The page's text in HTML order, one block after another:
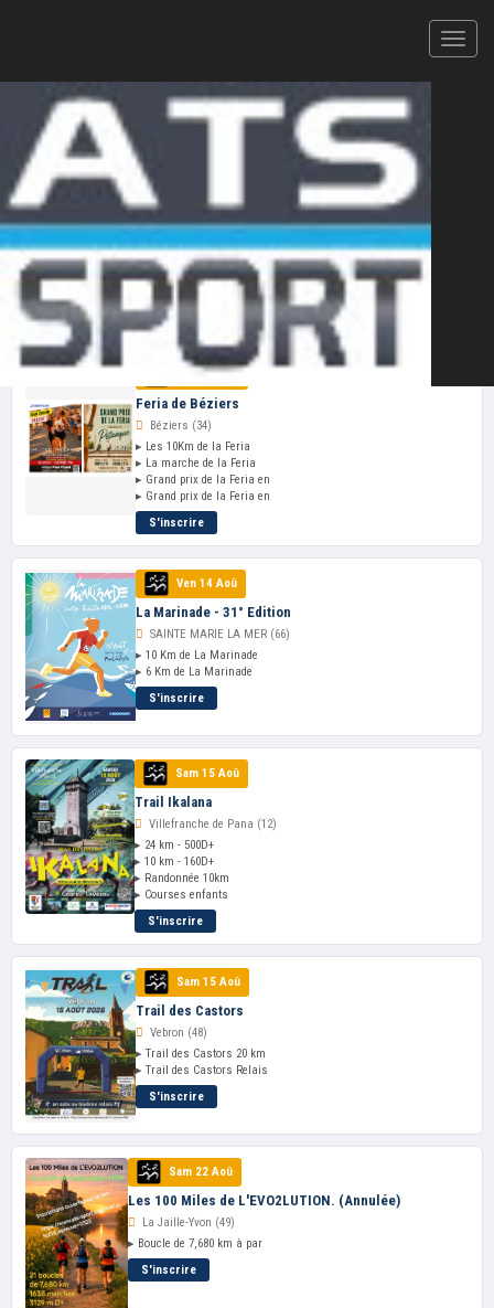
Votre plateforme d'inscription en ligne et de résultats
CHRONOMÉTRAGE ATS-SPORT — 2026
Cliquez ici pour ajouter votreépreuveau
calendrier ATS-Sport
VOS PROCHAINES COURSES
Mer 12 Aoû
Feria de Béziers
Béziers (34)
▸ Les 10Km de la Feria
▸ La marche de la Feria
▸ Grand prix de la Feria en
▸ Grand prix de la Feria en
S'inscrire
Ven 14 Aoû
La Marinade - 31° Edition
SAINTE MARIE LA MER (66)
▸ 10 Km de La Marinade
▸ 6 Km de La Marinade
S'inscrire
Sam 15 Aoû
Trail Ikalana
Villefranche de Pana (12)
▸ 24 km - 500D+
▸ 10 km - 160D+
▸ Randonnée 10km
▸ Courses enfants
S'inscrire
Sam 15 Aoû
Trail des Castors
Vebron (48)
▸ Trail des Castors 20 km
▸ Trail des Castors Relais
S'inscrire
Sam 22 Aoû
Les 100 Miles de L'EVO2LUTION. (Annulée)
La Jaille-Yvon (49)
▸ Boucle de 7,680 km à par
S'inscrire